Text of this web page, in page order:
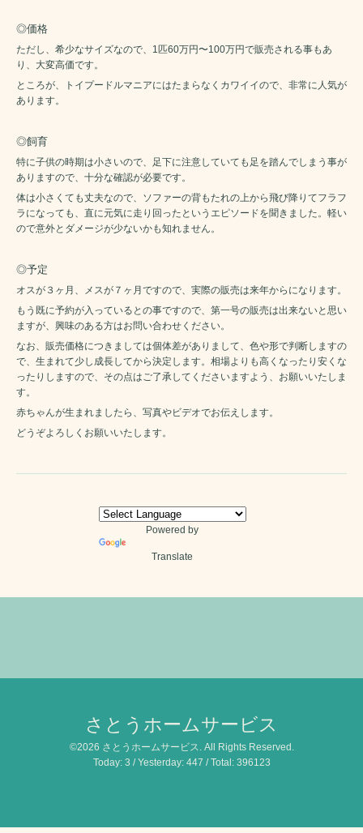
◎価格
ただし、希少なサイズなので、1匹60万円〜100万円で販売される事もあ
り、大変高価です。
ところが、トイプードルマニアにはたまらなくカワイイので、非常に人気が
あります。
◎飼育
特に子供の時期は小さいので、足下に注意していても足を踏んでしまう事が
ありますので、十分な確認が必要です。
体は小さくても丈夫なので、ソファーの背もたれの上から飛び降りてフラフ
ラになっても、直に元気に走り回ったというエピソードを聞きました。軽い
ので意外とダメージが少ないかも知れません。
◎予定
オスが３ヶ月、メスが７ヶ月ですので、実際の販売は来年からになります。
もう既に予約が入っているとの事ですので、第一号の販売は出来ないと思い
ますが、興味のある方はお問い合わせください。
なお、販売価格につきましては個体差がありまして、色や形で判断しますの
で、生まれて少し成長してから決定します。相場よりも高くなったり安くな
ったりしますので、その点はご了承してくださいますよう、お願いいたしま
す。
赤ちゃんが生まれましたら、写真やビデオでお伝えします。
どうぞよろしくお願いいたします。
Powered by
Translate
さとうホームサービス
©2026 さとうホームサービス . All Rights Reserved.
Today: 3 / Yesterday: 447 / Total: 396123